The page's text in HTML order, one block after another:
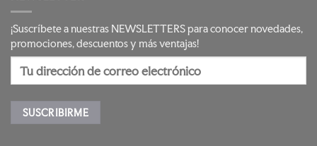
¡Suscríbete a nuestras NEWSLETTERS para conocer novedades,
promociones, descuentos y más ventajas!